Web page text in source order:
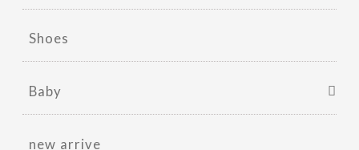
Shoes
Baby
new arrive